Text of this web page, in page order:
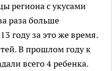
региона с укусами
раза больше
году за это же время.
В прошлом году к
всего 4 ребенка.